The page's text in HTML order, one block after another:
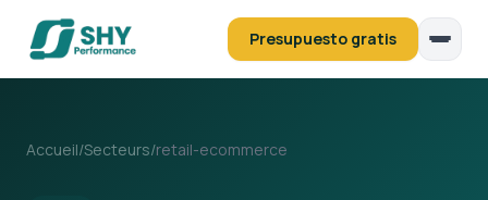
Presupuesto gratis
Accueil/Secteurs/retail-ecommerce